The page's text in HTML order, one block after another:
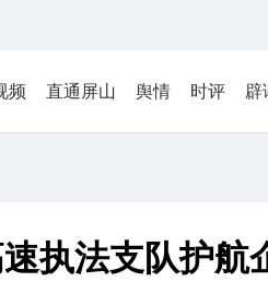
频 直通屏山 舆情 时评 辟
执法支队护航